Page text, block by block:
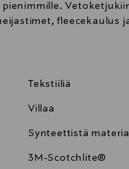
fleecekaulus
Tekstiiliä
Villaa
Synteettistä
3M-Scotchlite®